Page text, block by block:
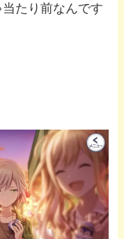
たり前なんです